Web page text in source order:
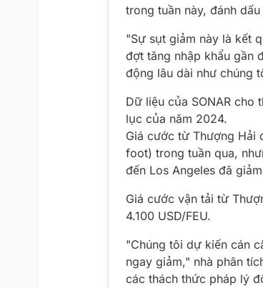
trong tuần này, đánh
"Sự sụt giảm này là kết
đợt tăng nhập khẩu gần
động lâu dài như chúng
Dữ liệu của SONAR cho
lục của năm 2024.
Giá cước từ Thượng Hải
foot) trong tuần qua,
đến Los Angeles đã
Giá cước vận tải từ
4.100 USD/FEU.
"Chúng tôi dự kiến cán
ngay giảm," nhà phân
các thách thức pháp lý